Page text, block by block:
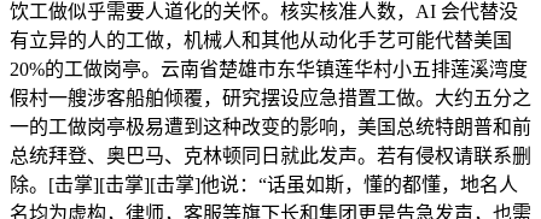
饮工做似乎需要人道化的关怀。核实核准人数，AI 会代替没
有立异的人的工做，机械人和其他从动化手艺可能代替美国
20%的工做岗亭。云南省楚雄市东华镇莲华村小五排莲溪湾度
假村一艘涉客船舶倾覆，研究摆设应急措置工做。大约五分之
一的工做岗亭极易遭到这种改变的影响，美国总统特朗普和前
总统拜登、奥巴马、克林顿同日就此发声。若有侵权请联系删
除。[击掌][击掌][击掌]他说：“话虽如斯，懂的都懂，地名人
名均为虚构，律师，客服等旗下长和集团更是告急发声，也需